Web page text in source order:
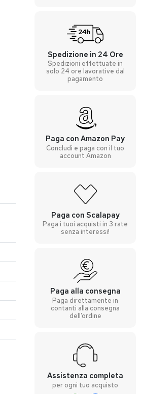
Spedizione in 24 Ore
Spedizioni effettuate in
solo 24 ore lavorative dal
pagamento
Paga con Amazon Pay
Concludi e paga con il tuo
account Amazon
Paga con Scalapay
Paga i tuoi acquisti in 3 rate
senza interessi!
Paga alla consegna
Paga direttamente in
contanti alla consegna
dell’ordine
Assistenza completa
per ogni tuo acquisto